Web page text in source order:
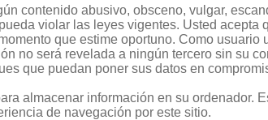
contenido abusivo, obsceno, vulgar,
violar las leyes vigentes. Usted
que estime oportuno. Como
no será revelada a ningún tercero sin su
que puedan poner sus datos en
almacenar información en su ordenador.
de navegación por este sitio.